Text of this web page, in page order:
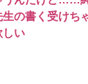
の書く受けち
しい